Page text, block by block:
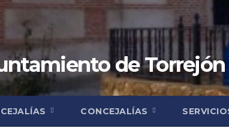
de Torrejón
CONCEJALÍAS